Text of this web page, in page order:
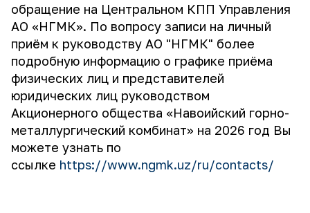
обращение на Центральном КПП Управления
АО «НГМК». По вопросу записи на личный
приём к руководству АО "НГМК" более
подробную информацию о графике приёма
физических лиц и представителей
юридических лиц руководством
Акционерного общества «Навоийский горно-
металлургический комбинат» на 2026 год Вы
можете узнать по
ссылке https://www.ngmk.uz/ru/contacts/